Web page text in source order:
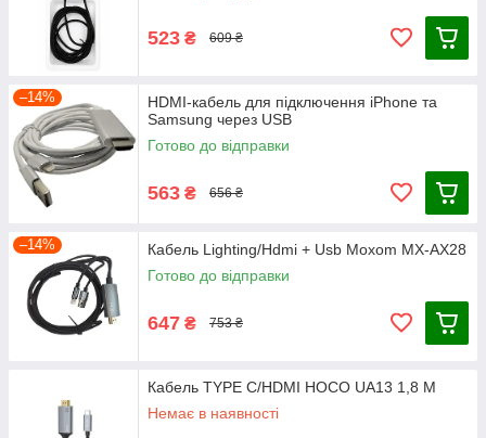
523 ₴ 609 ₴
–14%
HDMI-кабель для підключення iPhone та
Samsung через USB
Готово до відправки
563 ₴ 656 ₴
–14%
Кабель Lighting/Hdmi + Usb Moxom MX-AX28
Готово до відправки
647 ₴ 753 ₴
Кабель TYPE C/HDMI HOCO UA13 1,8 M
Немає в наявності